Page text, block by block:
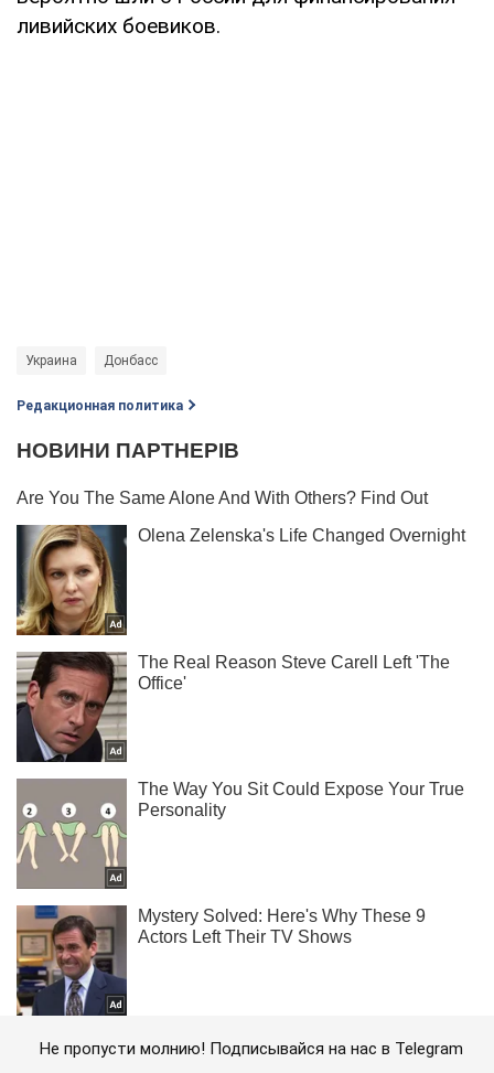
ливийских боевиков.
Украина Донбасс
Редакционная политика
Не пропусти молнию! Подписывайся на нас в Telegram